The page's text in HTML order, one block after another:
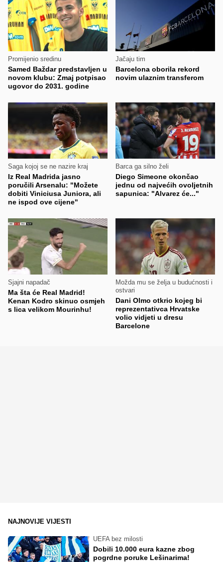
Promijenio sredinu
Samed Baždar predstavljen u
novom klubu: Zmaj potpisao
ugovor do 2031. godine
Jačaju tim
Barcelona oborila rekord
novim ulaznim transferom
Saga kojoj se ne nazire kraj
Iz Real Madrida jasno
poručili Arsenalu: "Možete
dobiti Viniciusa Juniora, ali
ne ispod ove cijene"
Barca ga silno želi
Diego Simeone okončao
jednu od najvećih ovoljetnih
sapunica: "Alvarez će..."
Sjajni napadač
Ma šta će Real Madrid!
Kenan Kodro skinuo osmjeh
s lica velikom Mourinhu!
Možda mu se želja u budućnosti i
ostvari
Dani Olmo otkrio kojeg bi
reprezentativca Hrvatske
volio vidjeti u dresu
Barcelone
NAJNOVIJE VIJESTI
UEFA bez milosti
Dobili 10.000 eura kazne zbog
pogrdne poruke Lešinarima!